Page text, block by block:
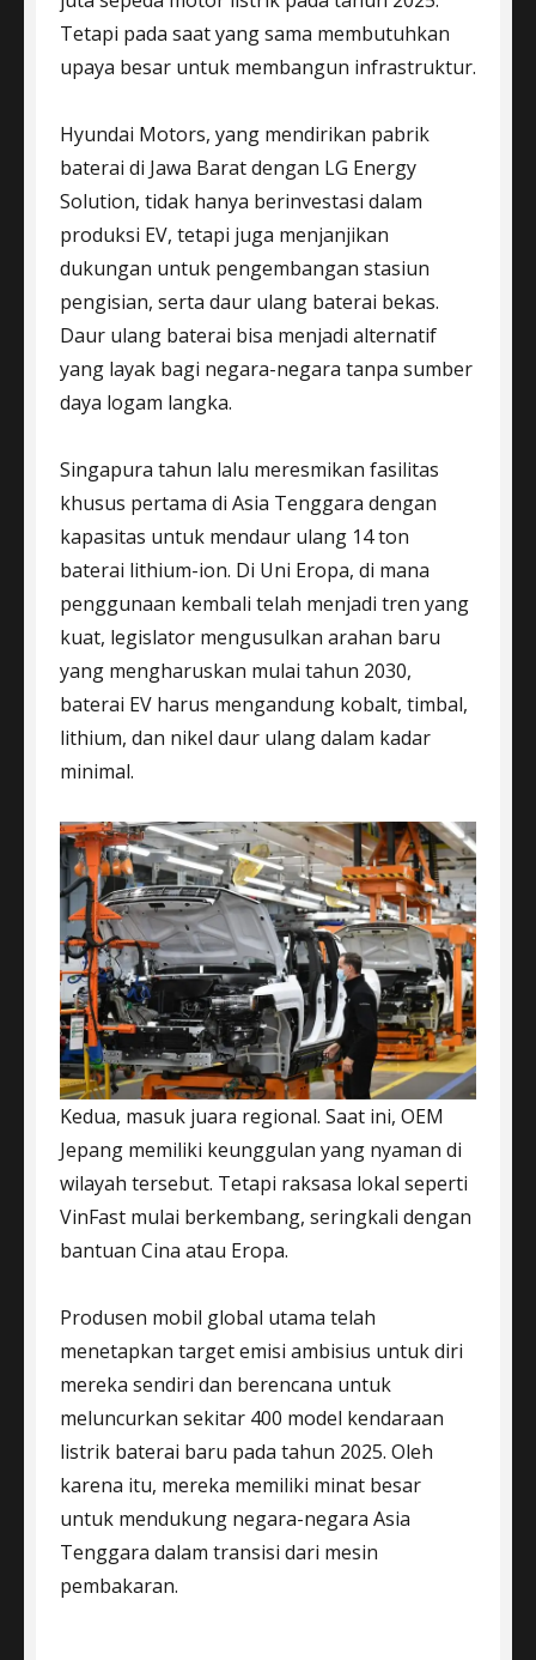
Tetapi pada saat yang sama membutuhkan
upaya besar untuk membangun infrastruktur.
Hyundai Motors, yang mendirikan pabrik
baterai di Jawa Barat dengan LG Energy
Solution, tidak hanya berinvestasi dalam
produksi EV, tetapi juga menjanjikan
dukungan untuk pengembangan stasiun
pengisian, serta daur ulang baterai bekas.
Daur ulang baterai bisa menjadi alternatif
yang layak bagi negara-negara tanpa sumber
daya logam langka.
Singapura tahun lalu meresmikan fasilitas
khusus pertama di Asia Tenggara dengan
kapasitas untuk mendaur ulang 14 ton
baterai lithium-ion. Di Uni Eropa, di mana
penggunaan kembali telah menjadi tren yang
kuat, legislator mengusulkan arahan baru
yang mengharuskan mulai tahun 2030,
baterai EV harus mengandung kobalt, timbal,
lithium, dan nikel daur ulang dalam kadar
minimal.
Kedua, masuk juara regional. Saat ini, OEM
Jepang memiliki keunggulan yang nyaman di
wilayah tersebut. Tetapi raksasa lokal seperti
VinFast mulai berkembang, seringkali dengan
bantuan Cina atau Eropa.
Produsen mobil global utama telah
menetapkan target emisi ambisius untuk diri
mereka sendiri dan berencana untuk
meluncurkan sekitar 400 model kendaraan
listrik baterai baru pada tahun 2025. Oleh
karena itu, mereka memiliki minat besar
untuk mendukung negara-negara Asia
Tenggara dalam transisi dari mesin
pembakaran.